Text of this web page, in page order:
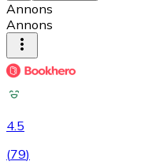
Annons
Annons
4.5
(79)